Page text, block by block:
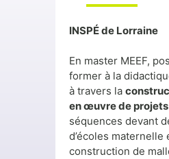
INSPÉ de Lorraine
En master MEEF,
former à la
à travers la
en œuvre de projets
séquences devant
d’écoles maternelle
construction de